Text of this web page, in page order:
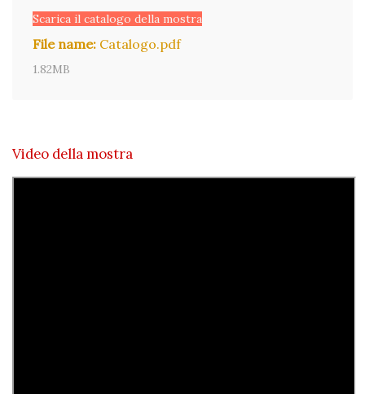
Scarica il catalogo della mostra
File name: Catalogo.pdf
1.82MB
Video della mostra